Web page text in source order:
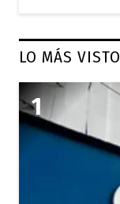
LO MÁS VISTO